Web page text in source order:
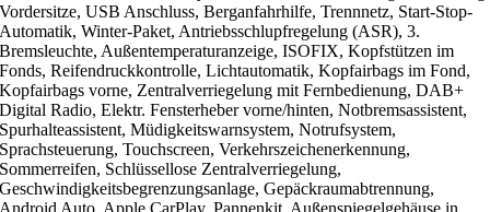
Vordersitze, USB Anschluss, Berganfahrhilfe, Trennnetz, Start-Stop-
Automatik, Winter-Paket, Antriebsschlupfregelung (ASR), 3.
Bremsleuchte, Außentemperaturanzeige, ISOFIX, Kopfstützen im
Fonds, Reifendruckkontrolle, Lichtautomatik, Kopfairbags im Fond,
Kopfairbags vorne, Zentralverriegelung mit Fernbedienung, DAB+
Digital Radio, Elektr. Fensterheber vorne/hinten, Notbremsassistent,
Spurhalteassistent, Müdigkeitswarnsystem, Notrufsystem,
Sprachsteuerung, Touchscreen, Verkehrszeichenerkennung,
Sommerreifen, Schlüssellose Zentralverriegelung,
Geschwindigkeitsbegrenzungsanlage, Gepäckraumabtrennung,